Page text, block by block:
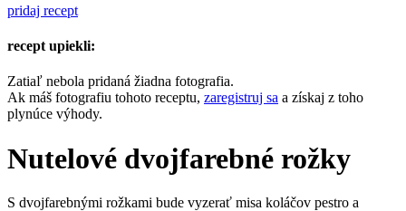
pridaj recept
recept upiekli:
Zatiaľ nebola pridaná žiadna fotografia.
Ak máš fotografiu tohoto receptu, zaregistruj sa a získaj z toho
plynúce výhody.
Nutelové dvojfarebné rožky
S dvojfarebnými rožkami bude vyzerať misa koláčov pestro a